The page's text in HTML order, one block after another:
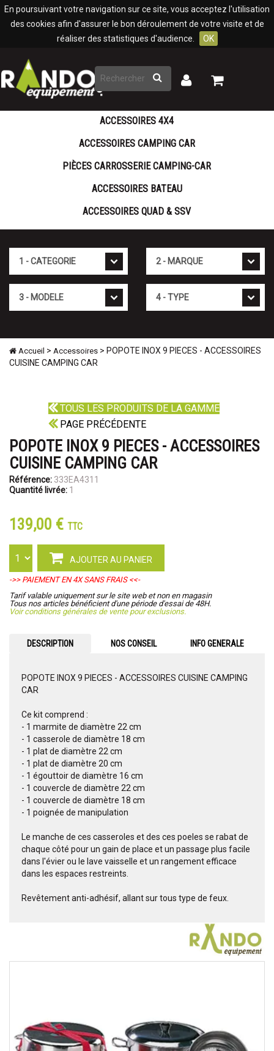
En poursuivant votre navigation sur ce site, vous acceptez l'utilisation
des cookies afin d'assurer le bon déroulement de votre visite et de
réaliser des statistiques d'audience.
OK
Rechercher
Mon
Mon
ACCESSOIRES 4X4
ACCESSOIRES CAMPING CAR
PIÈCES CARROSSERIE CAMPING-CAR
ACCESSOIRES BATEAU
ACCESSOIRES QUAD & SSV
Accueil > Accessoires > POPOTE INOX 9 PIECES - ACCESSOIRES
CUISINE CAMPING CAR
TOUS LES PRODUITS DE LA GAMME
PAGE PRÉCÉDENTE
POPOTE INOX 9 PIECES - ACCESSOIRES
CUISINE CAMPING CAR
Référence: 333EA4311
Quantité livrée: 1
139,00 € TTC
AJOUTER AU PANIER
->> PAIEMENT EN 4X SANS FRAIS <<-
Tarif valable uniquement sur le site web et non en magasin
Tous nos articles bénéficient d'une période d'essai de 48H.
Voir conditions générales de vente pour exclusions.
DESCRIPTION NOS CONSEIL INFO GENERALE
POPOTE INOX 9 PIECES - ACCESSOIRES CUISINE CAMPING
CAR
Ce kit comprend :
- 1 marmite de diamètre 22 cm
- 1 casserole de diamètre 18 cm
- 1 plat de diamètre 22 cm
- 1 plat de diamètre 20 cm
- 1 égouttoir de diamètre 16 cm
- 1 couvercle de diamètre 22 cm
- 1 couvercle de diamètre 18 cm
- 1 poignée de manipulation
Le manche de ces casseroles et des ces poeles se rabat de
chaque côté pour un gain de place et un passage plus facile
dans l'évier ou le lave vaisselle et un rangement efficace
dans les espaces restreints.
Revêtement anti-adhésif, allant sur tous type de feux.
Panneau de gestion des cookies